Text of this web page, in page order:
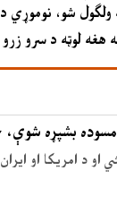
ولګول شو،
لوټه د سرو
بشپړه
او د امریکا او